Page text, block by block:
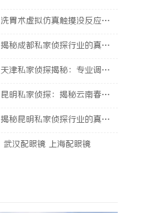
洗胃术虚拟仿真触摸没反应、画面卡顿？立方幻境破解难题
揭秘成都私家侦探行业的真实面貌与专业服务
天津私家侦探揭秘：专业调查服务与行业现状详细解析
昆明私家侦探：揭秘云南春城中的隐秘调查力量
揭秘昆明私家侦探行业的真实面貌与服务价值
武汉配眼镜 上海配眼镜